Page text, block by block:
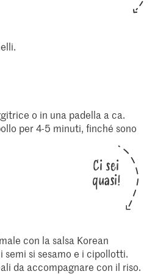
o in una padella a ca.
per 4-5 minuti, finché sono
Ci sei
quasi!
con la salsa Korean
semi si sesamo e i cipollotti.
da accompagnare con il riso.